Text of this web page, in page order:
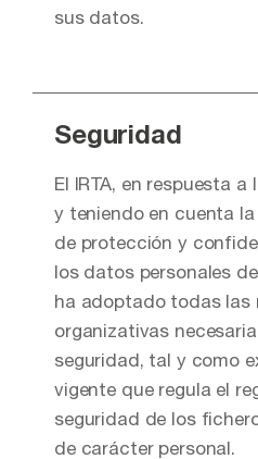
sus datos.
Seguridad
El IRTA, en respuesta
y teniendo en cuenta
de protección y
los datos personales
ha adoptado todas las
organizativas
seguridad, tal y como
vigente que regula el
seguridad de los
de carácter personal.